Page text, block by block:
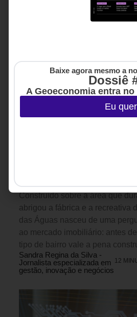
pedaço da cidade
Construído sobre a área que
abrigou a fábrica e a recreativa
das Águas nasceu de uma
ao mercado imobiliário: antes
tipo de bairro vale a pena
Sandra Regina da Silva -
Jornalista especializada em
gestão, inovação e negócios
12
Baixe agora mesmo a
Dossiê
A Geoeconomia entra
Eu